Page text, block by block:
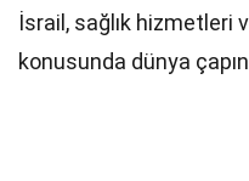
İsrail, sağlık hizmetleri
konusunda dünya